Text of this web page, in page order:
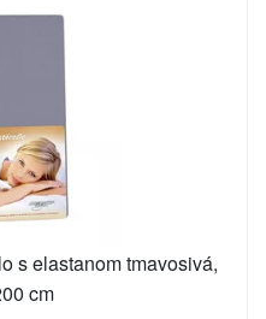
s elastanom tmavosivá,
cm